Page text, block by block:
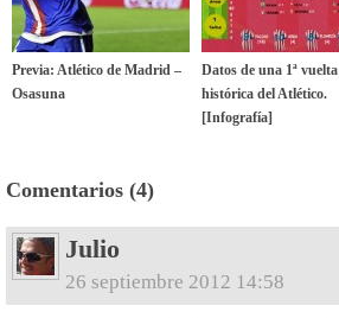
Previa: Atlético de Madrid –
Osasuna
Datos de una 1ª vuelta
histórica del Atlético.
[Infografía]
Comentarios (4)
Julio
26 septiembre 2012 14:58